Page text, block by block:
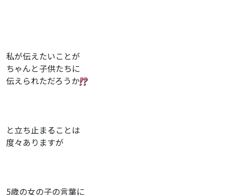
私が伝えたいことが
ちゃんと子供たちに
伝えられただろうか
と立ち止まることは
度々ありますが
5歳の女の子の言葉に